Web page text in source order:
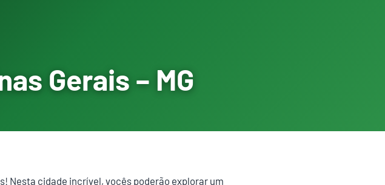
Gerais – MG
Nesta cidade incrível, vocês poderão explorar um